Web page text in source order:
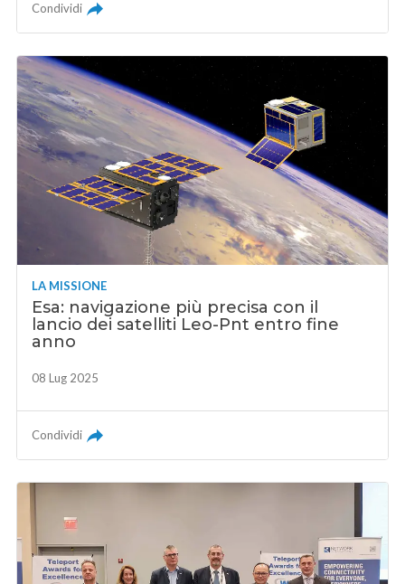
Condividi
LA MISSIONE
Esa: navigazione più precisa con il
lancio dei satelliti Leo-Pnt entro fine
anno
08 Lug 2025
Condividi